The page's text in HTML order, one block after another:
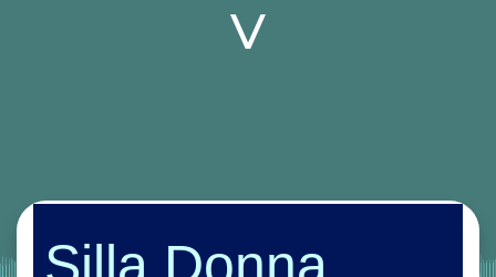
V
by Entorno | on octubre 3, 2019
Silla Donna